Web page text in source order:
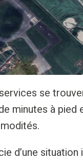
se
minutes à
d’une